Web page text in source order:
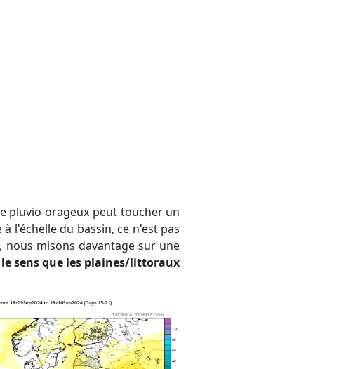
l'échelle du bassin, ce n'est pas
misons davantage sur une
le sens que les plaines/littoraux